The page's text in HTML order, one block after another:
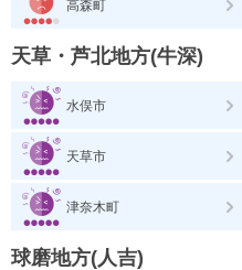
高森町
天草・芦北地方(牛深)
水俣市
天草市
津奈木町
球磨地方(人吉)